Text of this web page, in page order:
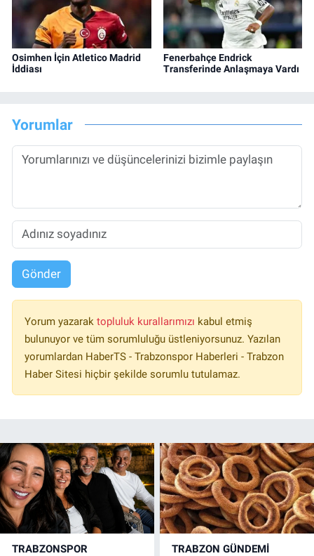
Osimhen İçin Atletico Madrid
İddiası
Fenerbahçe Endrick
Transferinde Anlaşmaya Vardı
Yorumlar
Gönder
Yorum yazarak topluluk kurallarımızı kabul etmiş
bulunuyor ve tüm sorumluluğu üstleniyorsunuz. Yazılan
yorumlardan HaberTS - Trabzonspor Haberleri - Trabzon
Haber Sitesi hiçbir şekilde sorumlu tutulamaz.
TRABZONSPOR TRABZON GÜNDEMİ